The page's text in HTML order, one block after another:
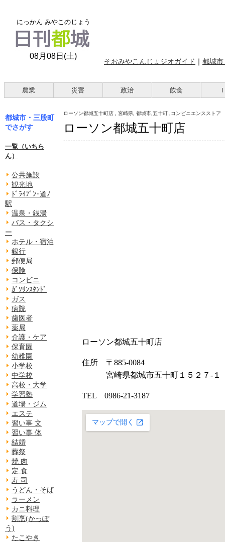
にっかん みやこのじょう
08月08日(土)
そおみやこんじょジオガイド ｜ 都城
農業 災害 政治 飲食
都城市・三股町
でさがす
一覧（いちら
ん）
公共施設
観光地
ﾄﾞﾗｲﾌﾞﾝ･道ﾉ
駅
温泉・銭湯
バス・タクシ
ー
ホテル・宿泊
銀行
郵便局
保険
コンビニ
ｶﾞｿﾘﾝｽﾀﾝﾄﾞ
ガス
病院
歯医者
薬局
介護・ケア
保育園
幼稚園
小学校
中学校
高校・大学
学習塾
道場・ジム
エステ
習い事 文
習い事 体
結婚
葬祭
焼 肉
定 食
寿 司
うどん・そば
ラーメン
カニ料理
割烹(かっぽ
う)
たこやき
ローソン都城五十町店 , 宮崎県, 都城市,五十町 ,コンビニエンスストア
ローソン都城五十町店
ローソン都城五十町店
住所 〒885-0084
宮崎県都城市五十町１５２７-１
TEL 0986-21-3187